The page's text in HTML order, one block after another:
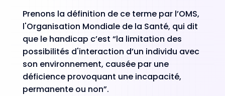
Prenons la définition de ce terme par l’OMS,
l'Organisation Mondiale de la Santé, qui dit
que le handicap c’est “la limitation des
possibilités d'interaction d’un individu avec
son environnement, causée par une
déficience provoquant une incapacité,
permanente ou non”.